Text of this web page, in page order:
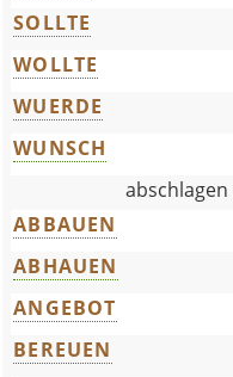
SOLLTE
WOLLTE
WUERDE
WUNSCH
ABBAUEN
ABHAUEN
ANGEBOT
BEREUEN